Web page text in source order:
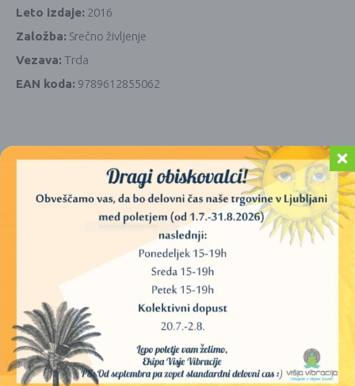
Leto izdaje: 2016
Založba: Srečno življenje
Vezava: Trda
EAN koda: 9789612855062
PODOBNI IZDELKI